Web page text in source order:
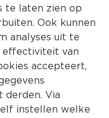
te laten zien op
Ook kunnen
analyses uit te
effectiviteit van
accepteert,
derden. Via
instellen welke